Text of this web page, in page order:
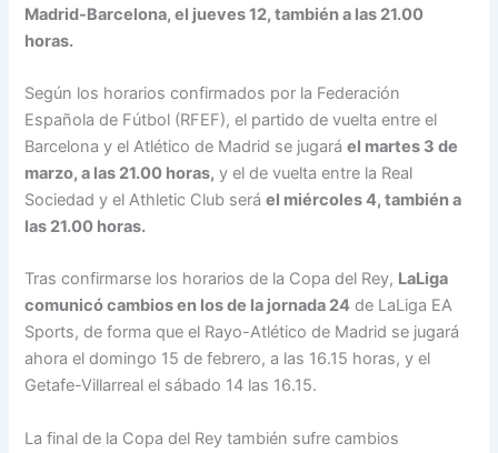
Madrid-Barcelona, el jueves 12, también a las 21.00
horas.
Según los horarios confirmados por la Federación
Española de Fútbol (RFEF), el partido de vuelta entre el
Barcelona y el Atlético de Madrid se jugaráel martes 3 de
marzo, a las 21.00 horas, y el de vuelta entre la Real
Sociedad y el Athletic Club seráel miércoles 4, también a
las 21.00 horas.
Tras confirmarse los horarios de la Copa del Rey, LaLiga
comunicó cambios en los de la jornada 24 de LaLiga EA
Sports, de forma que el Rayo-Atlético de Madrid se jugará
ahora el domingo 15 de febrero, a las 16.15 horas, y el
Getafe-Villarreal el sábado 14 las 16.15.
La final de la Copa del Rey también sufre cambios